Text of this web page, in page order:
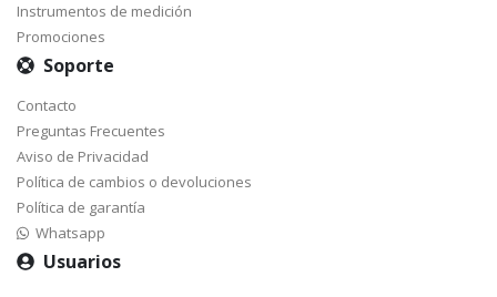
Instrumentos de medición
Promociones
Soporte
Contacto
Preguntas Frecuentes
Aviso de Privacidad
Política de cambios o devoluciones
Política de garantía
Whatsapp
Usuarios